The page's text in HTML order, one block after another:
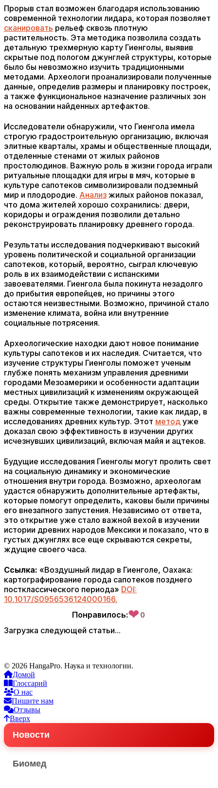
Прорыв стал возможен благодаря использованию
современной технологии лидара, которая позволяет
сканировать рельеф сквозь плотную
растительность. Эта методика позволила создать
детальную трехмерную карту Гиенголы, выявив
скрытые под пологом джунглей структуры, которые
было бы невозможно изучить традиционными
методами. Археологи проанализировали полученные
данные, определив размеры и планировку построек,
а также функциональное назначение различных зон
на основании найденных артефактов.
Исследователи обнаружили, что Гиенгола имела
строгую градостроительную организацию, включая
элитные кварталы, храмы и общественные площади,
отделенные стенами от жилых районов
простолюдинов. Важную роль в жизни города играли
ритуальные площадки для игры в мяч, которые в
культуре сапотеков символизировали подземный
мир и плодородие. Анализ жилых районов показал,
что дома жителей хорошо сохранились: двери,
коридоры и ограждения позволили детально
реконструировать планировку древнего города.
Результаты исследования подчеркивают высокий
уровень политической и социальной организации
сапотеков, который, вероятно, сыграл ключевую
роль в их взаимодействии с испанскими
завоевателями. Гиенгола была покинута незадолго
до прибытия европейцев, но причины этого
остаются неизвестными. Возможно, причиной стало
изменение климата, война или внутренние
социальные потрясения.
Археологические находки дают новое понимание
культуры сапотеков и их наследия. Считается, что
изучение структуры Гиенголы поможет ученым
глубже понять механизм управления древними
городами Мезоамерики и особенности адаптации
местных цивилизаций к изменениям окружающей
среды. Открытие также демонстрирует, насколько
важны современные технологии, такие как лидар, в
исследованиях древних культур. Этот метод уже
доказал свою эффективность в изучении других
исчезнувших цивилизаций, включая майя и ацтеков.
Будущие исследования Гиенголы могут пролить свет
на социальную динамику и экономические
отношения внутри города. Возможно, археологам
удастся обнаружить дополнительные артефакты,
которые помогут определить, каковы были причины
его внезапного запустения. Независимо от ответа,
это открытие уже стало важной вехой в изучении
истории древних народов Мексики и показало, что в
густых джунглях все еще скрываются секреты,
ждущие своего часа.
Ссылка: «Воздушный лидар в Гиенголе, Оахака:
картографирование города сапотеков позднего
постклассического периода» DOI:
10.1017/S0956536124000166.
Понравилось:❤ 0
Загрузка следующей статьи...
© 2026 HangaPro. Наука и технологии.
Домой
Глоссарий
О нас
Пишите нам
Отзывы
Вверх
Новости
Биомед